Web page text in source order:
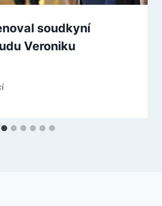
soudkyní
Veroniku